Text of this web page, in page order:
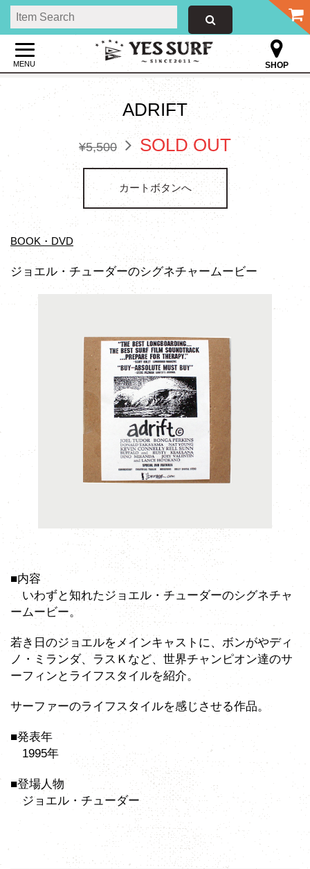
MENU SHOP
ADRIFT
¥5,500 SOLD OUT
カートボタンへ
BOOK・DVD
ジョエル・チューダーのシグネチャームービー
■内容
いわずと知れたジョエル・チューダーのシグネチャ
ームービー。
若き日のジョエルをメインキャストに、ボンがやディ
ノ・ミランダ、ラスＫなど、世界チャンピオン達のサ
ーフィンとライフスタイルを紹介。
サーファーのライフスタイルを感じさせる作品。
■発表年
1995年
■登場人物
ジョエル・チューダー